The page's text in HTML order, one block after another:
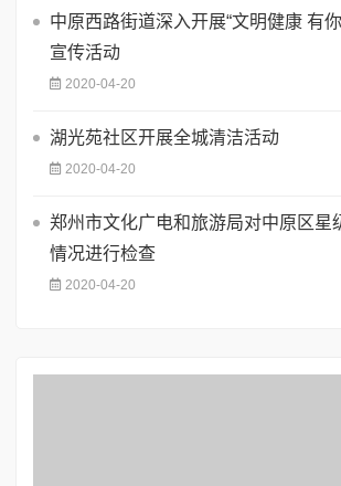
中原西路街道深入开展“文明健康 有
宣传活动
2020-04-20
湖光苑社区开展全城清洁活动
2020-04-20
郑州市文化广电和旅游局对中原区星
情况进行检查
2020-04-20